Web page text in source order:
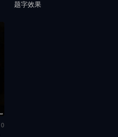
题字效果
0